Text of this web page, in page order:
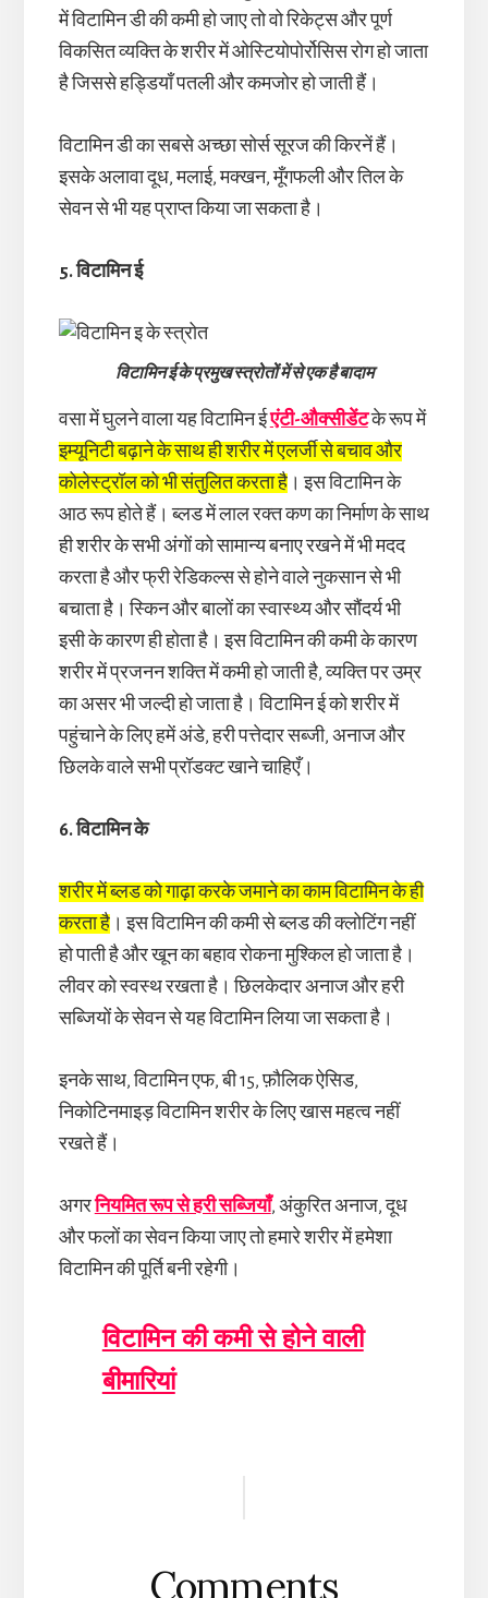
में विटामिन डी की कमी हो जाए तो वो रिकेट्स और पूर्ण
विकसित व्यक्ति के शरीर में ओस्टियोपोर्रोसिस रोग हो जाता
है जिससे हड्डियाँ पतली और कमजोर हो जाती हैं।
विटामिन डी का सबसे अच्छा सोर्स सूरज की किरनें हैं।
इसके अलावा दूध, मलाई, मक्खन, मूँगफली और तिल के
सेवन से भी यह प्राप्त किया जा सकता है।
5. विटामिन ई
विटामिन ई के प्रमुख स्त्रोतों में से एक है बादाम
वसा में घुलने वाला यह विटामिन ईएंटी-औक्सीडेंटके रूप में
इम्यूनिटी बढ़ाने के साथ ही शरीर में एलर्जी से बचाव और
कोलेस्ट्रॉल को भी संतुलित करता है। इस विटामिन के
आठ रूप होते हैं। ब्लड में लाल रक्त कण का निर्माण के साथ
ही शरीर के सभी अंगों को सामान्य बनाए रखने में भी मदद
करता है और फ्री रेडिकल्स से होने वाले नुकसान से भी
बचाता है। स्किन और बालों का स्वास्थ्य और सौंदर्य भी
इसी के कारण ही होता है। इस विटामिन की कमी के कारण
शरीर में प्रजनन शक्ति में कमी हो जाती है, व्यक्ति पर उम्र
का असर भी जल्दी हो जाता है। विटामिन ई को शरीर में
पहुंचाने के लिए हमें अंडे, हरी पत्तेदार सब्जी, अनाज और
छिलके वाले सभी प्रॉडक्ट खाने चाहिएँ।
6. विटामिन के
शरीर में ब्लड को गाढ़ा करके जमाने का काम विटामिन के ही
करता है। इस विटामिन की कमी से ब्लड की क्लोटिंग नहीं
हो पाती है और खून का बहाव रोकना मुश्किल हो जाता है।
लीवर को स्वस्थ रखता है। छिलकेदार अनाज और हरी
सब्जियों के सेवन से यह विटामिन लिया जा सकता है।
इनके साथ, विटामिन एफ, बी 15, फ़ौलिक ऐसिड,
निकोटिनमाइड़ विटामिन शरीर के लिए खास महत्व नहीं
रखते हैं।
अगरनियमित रूप से हरी सब्जियाँ, अंकुरित अनाज, दूध
और फलों का सेवन किया जाए तो हमारे शरीर में हमेशा
विटामिन की पूर्ति बनी रहेगी।
विटामिन की कमी से होने वाली
बीमारियां
Comments